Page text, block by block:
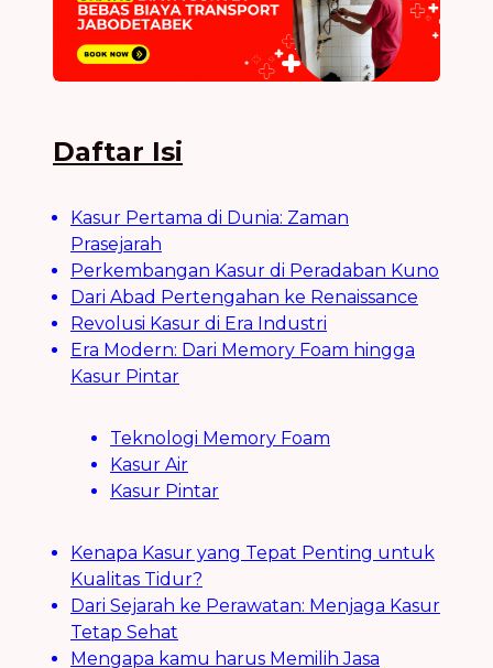
Daftar Isi
Kasur Pertama di Dunia: Zaman
Prasejarah
Perkembangan Kasur di Peradaban Kuno
Dari Abad Pertengahan ke Renaissance
Revolusi Kasur di Era Industri
Era Modern: Dari Memory Foam hingga
Kasur Pintar
Teknologi Memory Foam
Kasur Air
Kasur Pintar
Kenapa Kasur yang Tepat Penting untuk
Kualitas Tidur?
Dari Sejarah ke Perawatan: Menjaga Kasur
Tetap Sehat
Mengapa kamu harus Memilih Jasa